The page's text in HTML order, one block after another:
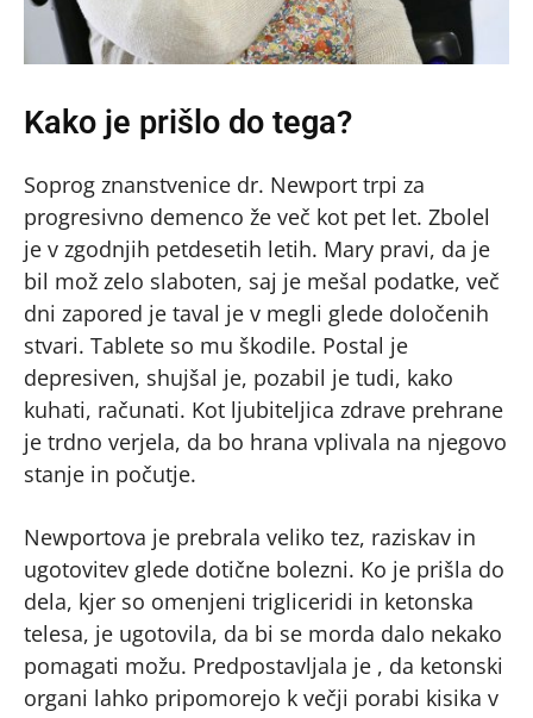
Kako je prišlo do tega?
Soprog znanstvenice dr. Newport trpi za
progresivno demenco že več kot pet let. Zbolel
je v zgodnjih petdesetih letih. Mary pravi, da je
bil mož zelo slaboten, saj je mešal podatke, več
dni zapored je taval je v megli glede določenih
stvari. Tablete so mu škodile. Postal je
depresiven, shujšal je, pozabil je tudi, kako
kuhati, računati. Kot ljubiteljica zdrave prehrane
je trdno verjela, da bo hrana vplivala na njegovo
stanje in počutje.
Newportova je prebrala veliko tez, raziskav in
ugotovitev glede dotične bolezni. Ko je prišla do
dela, kjer so omenjeni trigliceridi in ketonska
telesa, je ugotovila, da bi se morda dalo nekako
pomagati možu. Predpostavljala je , da ketonski
organi lahko pripomorejo k večji porabi kisika v